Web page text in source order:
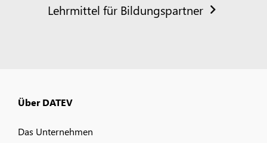
Lehrmittel für Bildungspartner
Über DATEV
Das Unternehmen